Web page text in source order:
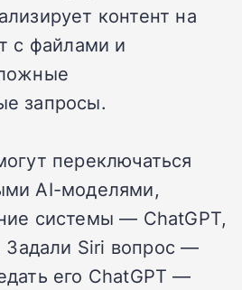
контент на
с файлами и
запросы.
переключаться
AI-моделями,
системы — ChatGPT,
Задали Siri вопрос —
его ChatGPT —